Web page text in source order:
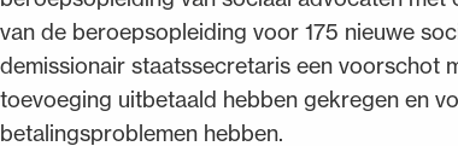
van de beroepsopleiding voor 175 nieuwe
demissionair staatssecretaris een voorschot
toevoeging uitbetaald hebben gekregen en
betalingsproblemen hebben.